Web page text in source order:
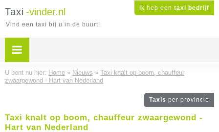
Ik heb een taxi bedrijf
Taxi -vinder.nl
Vind een taxi bij u in de buurt!
U bent nu hier: Home » Nieuws » Taxi knalt op boom, chauffeur
zwaargewond - Hart van Nederland
Taxis per provincie
Taxi knalt op boom, chauffeur zwaargewond -
Hart van Nederland